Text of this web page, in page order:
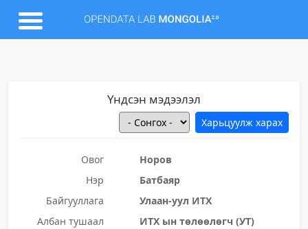
Үндсэн мэдээлэл
Овог
Норов
Нэр
Батбаяр
Байгууллага
Улаан-уул ИТХ
Албан тушаал
ИТХ ын төлөөлөгч (УТ)